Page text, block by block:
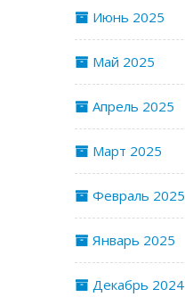
Июнь 2025
Май 2025
Апрель 2025
Март 2025
Февраль 2025
Январь 2025
Декабрь 2024